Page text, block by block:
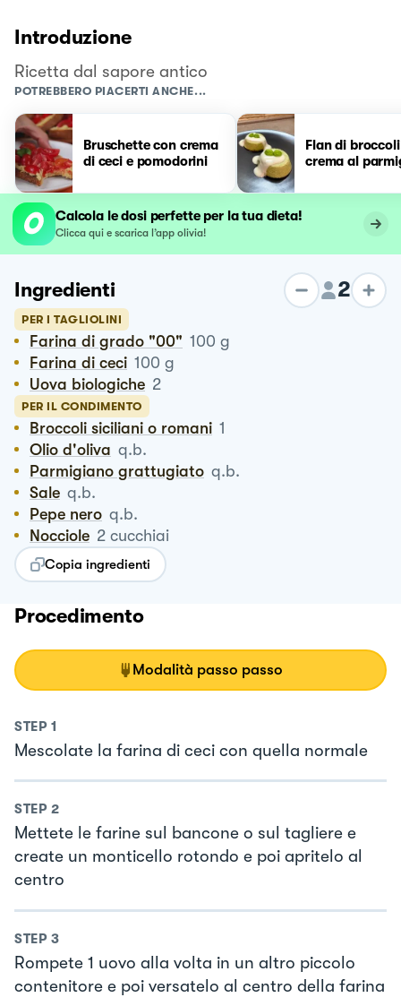
Introduzione
Ricetta dal sapore antico
POTREBBERO PIACERTI ANCHE...
Bruschette con crema
di ceci e pomodorini
Flan di
crema al
Calcola le dosi perfette per la tua dieta!
Clicca qui e scarica l’app olivia!
Ingredienti 2
PER I TAGLIOLINI
Farina di grado "00" 100 g
Farina di ceci 100 g
Uova biologiche 2
PER IL CONDIMENTO
Broccoli siciliani o romani 1
Olio d'oliva q.b.
Parmigiano grattugiato q.b.
Sale q.b.
Pepe nero q.b.
Nocciole 2 cucchiai
Copia ingredienti
Procedimento
Modalità passo passo
STEP 1
Mescolate la farina di ceci con quella normale
STEP 2
Mettete le farine sul bancone o sul tagliere e
create un monticello rotondo e poi apritelo al
centro
STEP 3
Rompete 1 uovo alla volta in un altro piccolo
contenitore e poi versatelo al centro della farina